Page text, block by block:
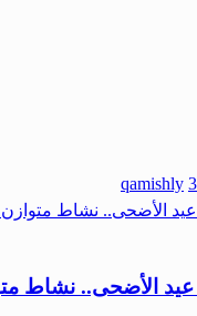
qamishly
الأضحى.. نشاط